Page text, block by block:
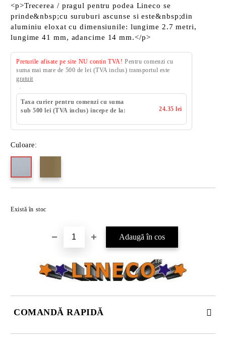
<p>Trecerea / pragul pentru podea Lineco se
prinde&nbsp;cu suruburi ascunse si este&nbsp;din
aluminiu eloxat cu dimensiunile: lungime 2.7 metri,
lungime 41 mm, adancime 14 mm.</p>
Preturile afisate pe site NU contin TVA! Pentru comenzi cu
suma mai mare de 500 de lei (TVA inclus) transportul este
gratuit
Taxa curier pentru comenzi cu suma
sub 500 lei (TVA inclus) incepe de la:
24.35 lei
Culoare:
Există în stoc
COMANDĂ RAPIDĂ